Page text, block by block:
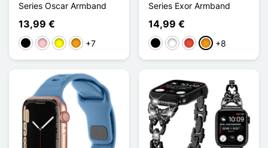
Series Oscar Armband
13,99 €
Schwarz
PinkGelbOrange
+7
Series Exor Armband
14,99 €
Schwarz
WeißRot Orange
+8